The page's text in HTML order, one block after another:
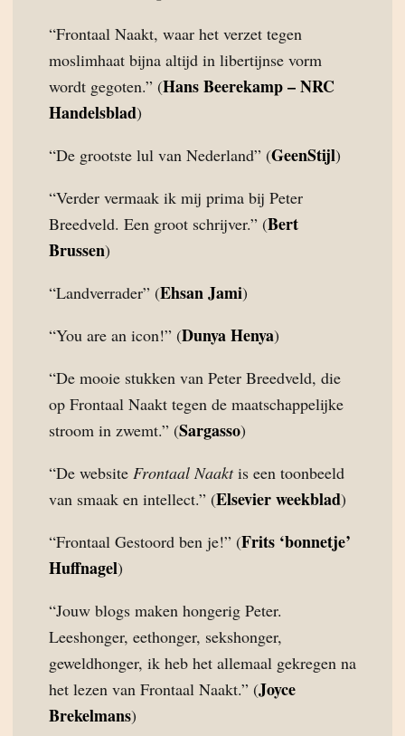
“Frontaal Naakt, waar het verzet tegen
moslimhaat bijna altijd in libertijnse vorm
wordt gegoten.” (Hans Beerekamp – NRC
Handelsblad)
“De grootste lul van Nederland” (GeenStijl)
“Verder vermaak ik mij prima bij Peter
Breedveld. Een groot schrijver.” (Bert
Brussen)
“Landverrader” (Ehsan Jami)
“You are an icon!” (Dunya Henya)
“De mooie stukken van Peter Breedveld, die
op Frontaal Naakt tegen de maatschappelijke
stroom in zwemt.” (Sargasso)
“De website Frontaal Naaktis een toonbeeld
van smaak en intellect.” (Elsevier weekblad)
“Frontaal Gestoord ben je!” (Frits ‘bonnetje’
Huffnagel)
“Jouw blogs maken hongerig Peter.
Leeshonger, eethonger, sekshonger,
geweldhonger, ik heb het allemaal gekregen na
het lezen van Frontaal Naakt.” (Joyce
Brekelmans)